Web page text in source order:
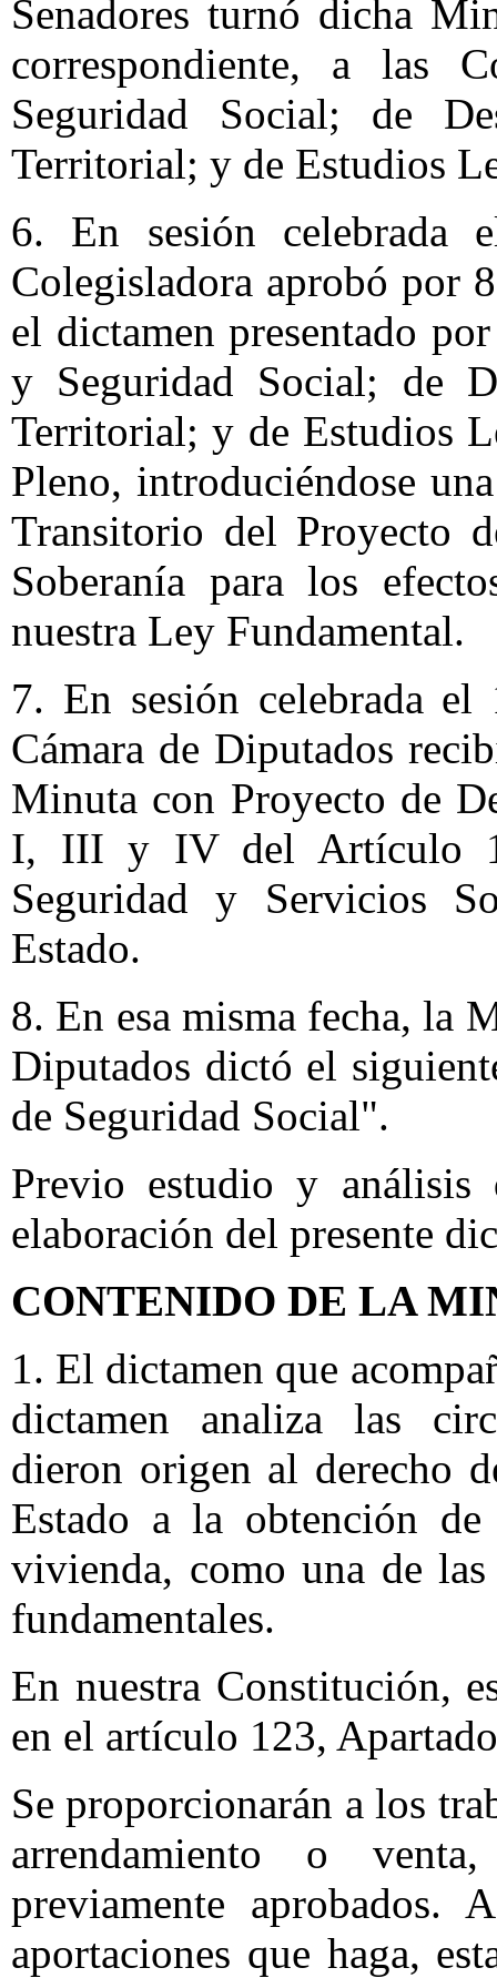
Senadores turnó dicha
correspondiente, a las
Seguridad Social; de
Territorial; y de Estudios
6. En sesión
Colegisladora aprobó por
el dictamen presentado
y Seguridad Social; de
Territorial; y de Estudios
Pleno, introduciéndose
Transitorio del Proyecto
Soberanía para los
nuestra Ley Fundamental.
7. En sesión celebrada
Cámara de Diputados
Minuta con Proyecto de
I, III y IV del Artículo
Seguridad y Servicios
Estado.
8. En esa misma fecha, la
Diputados dictó el
de Seguridad Social".
Previo estudio y
elaboración del presente
CONTENIDO DE LA
1. El dictamen que
dictamen analiza las
dieron origen al derecho
Estado a la obtención
vivienda, como una de
fundamentales.
En nuestra Constitución,
en el artículo 123,
Se proporcionarán a los
arrendamiento o
previamente aprobados.
aportaciones que haga,